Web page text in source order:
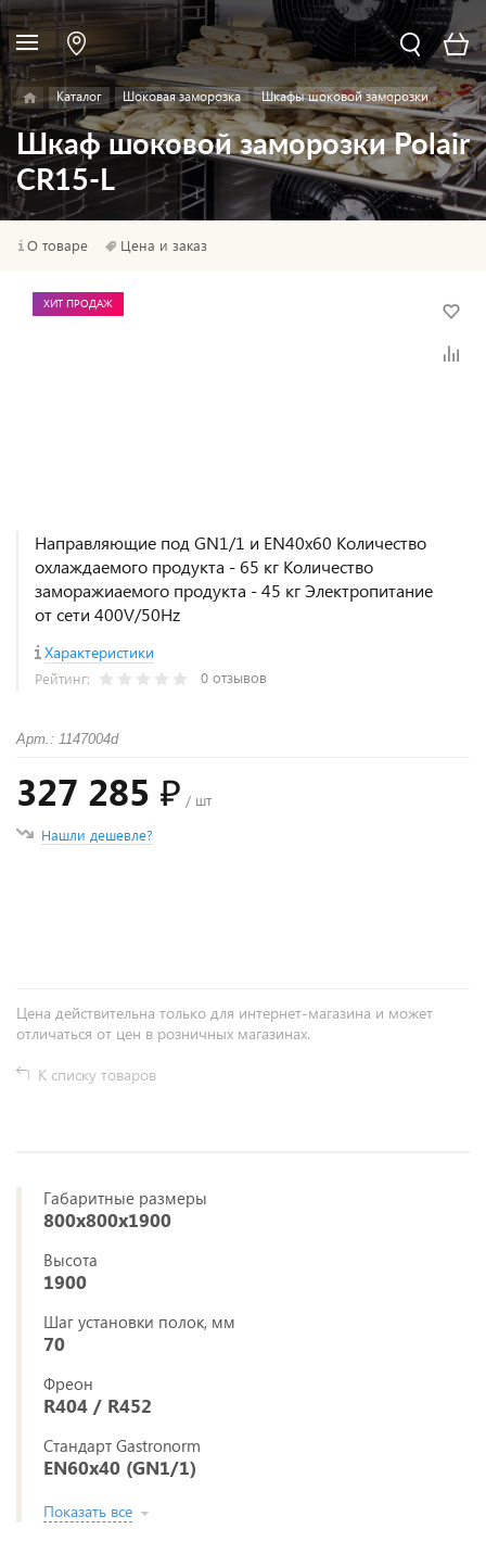
Каталог Шоковая заморозка Шкафы шоковой заморозки
Шкаф шоковой заморозки Polair
CR15-L
О товаре Цена и заказ
ХИТ ПРОДАЖ
Направляющие под GN1/1 и EN40x60 Количество
охлаждаемого продукта - 65 кг Количество
заморажиаемого продукта - 45 кг Электропитание
от сети 400V/50Hz
Характеристики
Рейтинг: 0 отзывов
Арт.: 1147004d
327 285 ₽ / шт
Нашли дешевле?
Цена действительна только для интернет-магазина и может
отличаться от цен в розничных магазинах.
К списку товаров
Габаритные размеры
800x800x1900
Высота
1900
Шаг установки полок, мм
70
Фреон
R404 / R452
Стандарт Gastronorm
EN60x40 (GN1/1)
Показать все